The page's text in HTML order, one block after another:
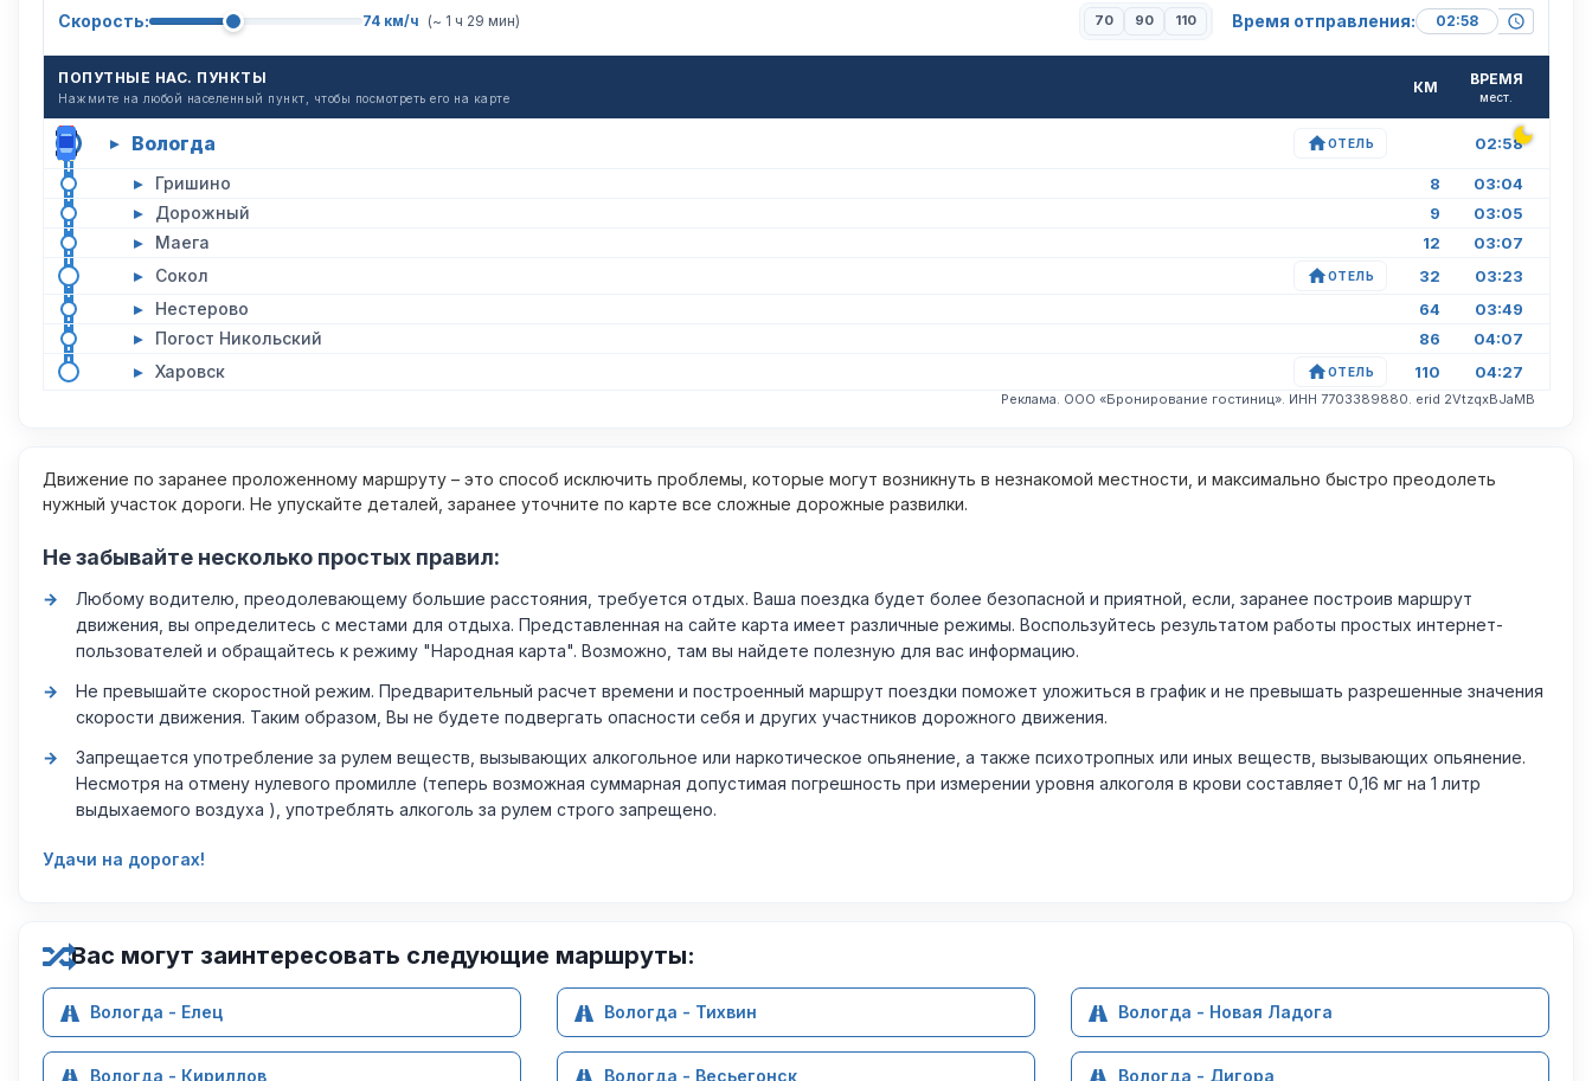
Скорость: 74 км/ч (~ 1 ч 29 мин) 70 90 110 Время отправления:
ПОПУТНЫЕ НАС. ПУНКТЫ
Нажмите на любой населенный пункт, чтобы посмотреть его на карте
КМ ВРЕМЯ
мест.
▸ Вологда ОТЕЛЬ 02:58
▸ Гришино 8 03:04
▸ Дорожный 9 03:05
▸ Маега 12 03:07
▸ Сокол ОТЕЛЬ 32 03:23
▸ Нестерово 64 03:49
▸ Погост Никольский 86 04:07
▸ Харовск ОТЕЛЬ 110 04:27
Реклама. ООО «Бронирование гостиниц». ИНН 7703389880. erid 2VtzqxBJaMB
Движение по заранее проложенному маршруту – это способ исключить проблемы, которые могут возникнуть в незнакомой местности, и максимально быстро преодолеть
нужный участок дороги. Не упускайте деталей, заранее уточните по карте все сложные дорожные развилки.
Не забывайте несколько простых правил:
Любому водителю, преодолевающему большие расстояния, требуется отдых. Ваша поездка будет более безопасной и приятной, если, заранее построив маршрут
движения, вы определитесь с местами для отдыха. Представленная на сайте карта имеет различные режимы. Воспользуйтесь результатом работы простых интернет-
пользователей и обращайтесь к режиму "Народная карта". Возможно, там вы найдете полезную для вас информацию.
Не превышайте скоростной режим. Предварительный расчет времени и построенный маршрут поездки поможет уложиться в график и не превышать разрешенные значения
скорости движения. Таким образом, Вы не будете подвергать опасности себя и других участников дорожного движения.
Запрещается употребление за рулем веществ, вызывающих алкогольное или наркотическое опьянение, а также психотропных или иных веществ, вызывающих опьянение.
Несмотря на отмену нулевого промилле (теперь возможная суммарная допустимая погрешность при измерении уровня алкоголя в крови составляет 0,16 мг на 1 литр
выдыхаемого воздуха ), употреблять алкоголь за рулем строго запрещено.
Удачи на дорогах!
Вас могут заинтересовать следующие маршруты:
Вологда - Елец Вологда - Тихвин Вологда - Новая Ладога
Вологда - Кириллов Вологда - Весьегонск Вологда - Дигора